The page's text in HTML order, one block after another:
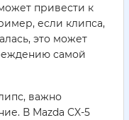
привести к
если клипса,
это может
самой
важно
В Mazda CX-5